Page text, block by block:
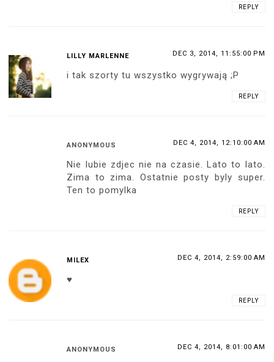
REPLY
LILLY MARLENNE DEC 3, 2014, 11:55:00 PM
i tak szorty tu wszystko wygrywają ;P
REPLY
ANONYMOUS DEC 4, 2014, 12:10:00 AM
Nie lubie zdjec nie na czasie. Lato to lato.
Zima to zima. Ostatnie posty byly super.
Ten to pomylka
REPLY
MILEX DEC 4, 2014, 2:59:00 AM
♥
REPLY
ANONYMOUS DEC 4, 2014, 8:01:00 AM